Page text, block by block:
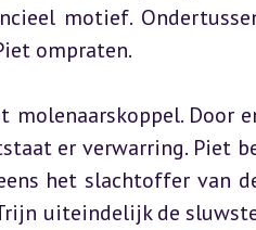
motief.
ompraten.
Door
er verwarring. Piet
het slachtoffer van
uiteindelijk de